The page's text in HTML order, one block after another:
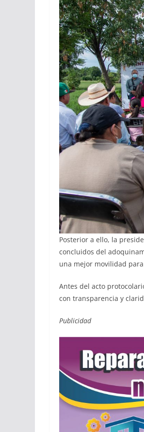
Posterior a ello, la
concluidos del
una mejor movilidad
Antes del acto
con transparencia y
Publicidad